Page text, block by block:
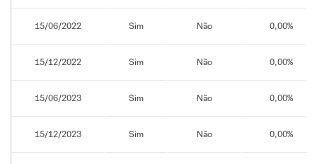
15/06/2022 Sim Não 0,00%
15/12/2022 Sim Não 0,00%
15/06/2023 Sim Não 0,00%
15/12/2023 Sim Não 0,00%